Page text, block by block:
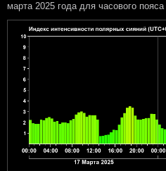
марта 2025 года для часового пояса